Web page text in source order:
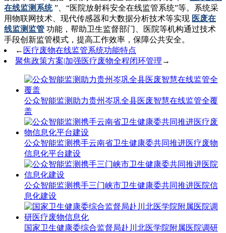
在线监测系统 ”、“医院放射科安全在线监管系统”等。系统采
用物联网技术、现代传感器和大数据分析技术等实现 医废在
线监测监管 功能，帮助卫生监督部门、医院等机构通过技术
手段创新监管模式，提高工作效率，保障公共安全。
← 医疗废物在线监管系统功能特点
聚焦政策方案|加强医疗废物全程闭环管理 →
公众智能监测助力贵州岑巩全县医废智慧在线监管全覆
盖
公众智能监测携手云南省卫生健康委共同推进医疗废物
信息化平台建设
公众智能监测携手三门峡市卫生健康委共同推进医院信
息化建设
国家卫生健康委综合监督局赴川北医学院附属医院调研